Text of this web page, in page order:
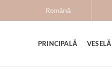
PRINCIPALĂ VESELĂ